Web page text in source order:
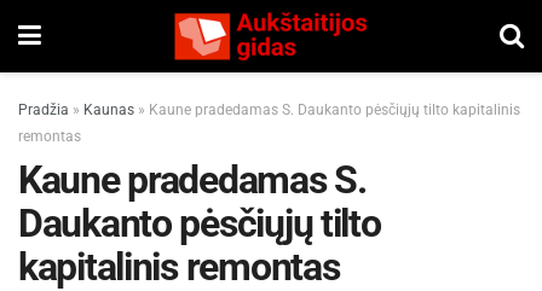
Pradžia » Kaunas » Kaune pradedamas S. Daukanto pėsčiųjų tilto kapitalinis
remontas
Kaune pradedamas S.
Daukanto pėsčiųjų tilto
kapitalinis remontas